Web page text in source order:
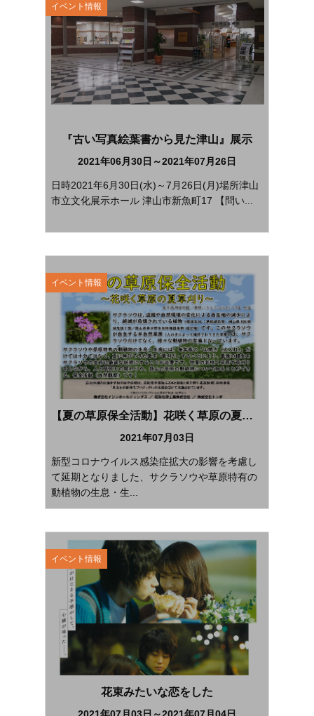
イベント情報
『古い写真絵葉書から見た津山』展示
2021年06月30日～2021年07月26日
日時2021年6月30日(水)～7月26日(月)場所津山
市立文化展示ホール 津山市新魚町17 【問い...
イベント情報
【夏の草原保全活動】花咲く草原の夏草刈り
2021年07月03日
新型コロナウイルス感染症拡大の影響を考慮し
て延期となりました、サクラソウや草原特有の
動植物の生息・生...
イベント情報
花束みたいな恋をした
2021年07月03日～2021年07月04日